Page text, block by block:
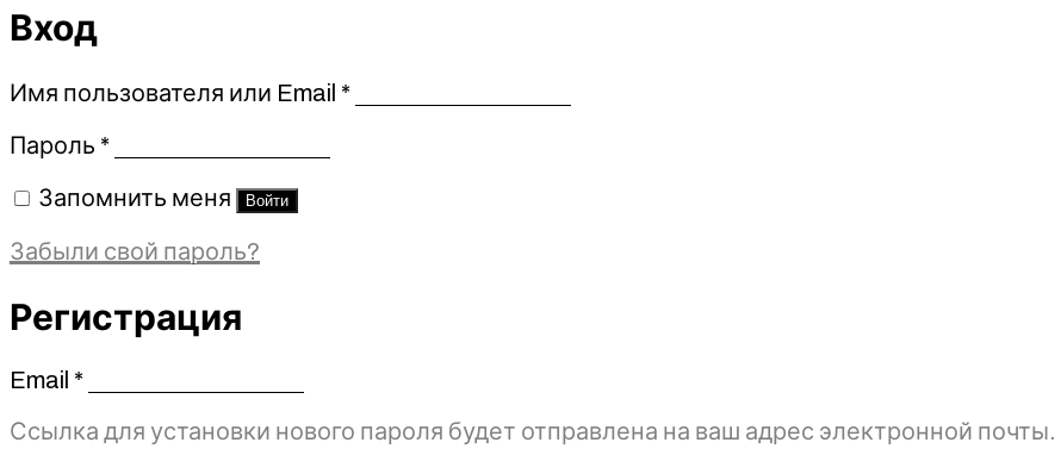
Вход
Имя пользователя или Email *Обязательно
Пароль *Обязательно
Запомнить меня Войти
Забыли свой пароль?
Регистрация
Email *Обязательно
Ссылка для установки нового пароля будет отправлена ​​на ваш адрес электронной почты.